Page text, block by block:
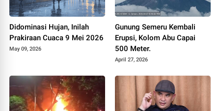
Didominasi Hujan, Inilah
Prakiraan Cuaca 9 Mei 2026
May 09, 2026
Gunung Semeru Kembali
Erupsi, Kolom Abu Capai
500 Meter.
April 27, 2026